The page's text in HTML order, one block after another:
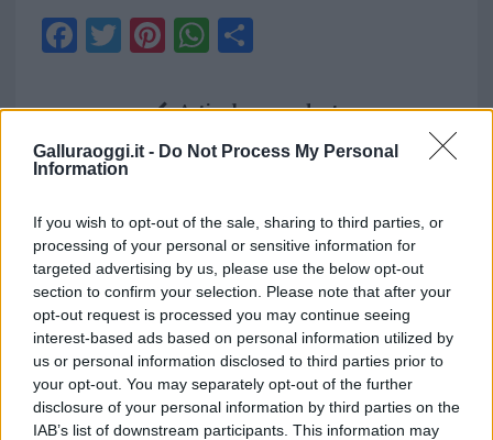
Galluraoggi.it - Do Not Process My Personal
Information
If you wish to opt-out of the sale, sharing to third parties, or
processing of your personal or sensitive information for
targeted advertising by us, please use the below opt-out
section to confirm your selection. Please note that after your
opt-out request is processed you may continue seeing
interest-based ads based on personal information utilized by
us or personal information disclosed to third parties prior to
your opt-out. You may separately opt-out of the further
disclosure of your personal information by third parties on the
IAB’s list of downstream participants. This information may
F
ce
b
o
o
k
T
it
te
r
Pi
te
re
W
at
s
p
p
S
a
re
Articolo precedente
NOTIZIE RECENTI
Allarme truffe a Berchidda, falsi incaricati
bussano alle porte
Notre-Dame de Paris conquista Olbia, la prima
al Molo Brin è un successo